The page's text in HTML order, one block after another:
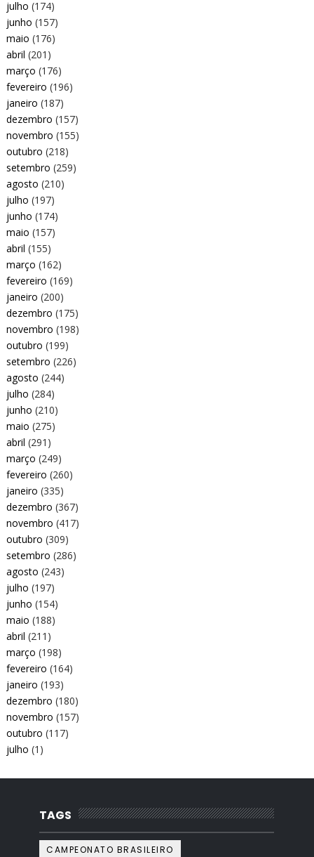
julho (174)
junho (157)
maio (176)
abril (201)
março (176)
fevereiro (196)
janeiro (187)
dezembro (157)
novembro (155)
outubro (218)
setembro (259)
agosto (210)
julho (197)
junho (174)
maio (157)
abril (155)
março (162)
fevereiro (169)
janeiro (200)
dezembro (175)
novembro (198)
outubro (199)
setembro (226)
agosto (244)
julho (284)
junho (210)
maio (275)
abril (291)
março (249)
fevereiro (260)
janeiro (335)
dezembro (367)
novembro (417)
outubro (309)
setembro (286)
agosto (243)
julho (197)
junho (154)
maio (188)
abril (211)
março (198)
fevereiro (164)
janeiro (193)
dezembro (180)
novembro (157)
outubro (117)
julho (1)
TAGS
CAMPEONATO BRASILEIRO